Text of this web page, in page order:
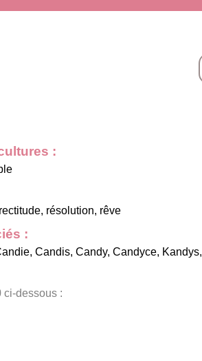
:
résolution, rêve
:
, Candis, Candy, Candyce, Kandys,
ci-dessous :